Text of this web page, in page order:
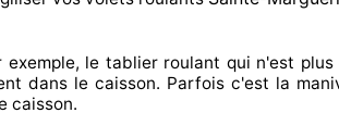
le tablier roulant qui n'est plus
dans le caisson. Parfoisc'est la
caisson.